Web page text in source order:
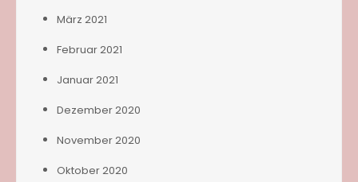
März 2021
Februar 2021
Januar 2021
Dezember 2020
November 2020
Oktober 2020